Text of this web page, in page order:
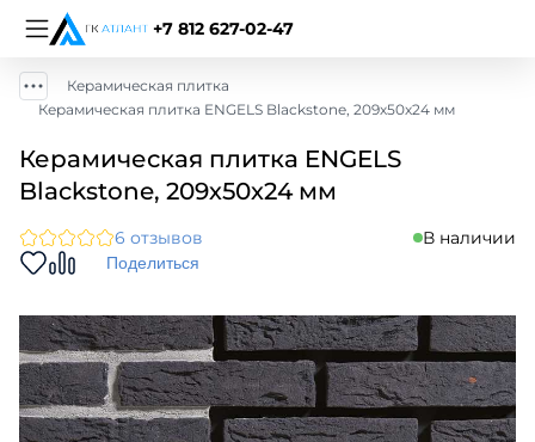
+7 812 627-02-47
Керамическая плитка
Керамическая плитка ENGELS Blackstone, 209х50х24 мм
Керамическая плитка ENGELS
Blackstone, 209х50х24 мм
6 отзывов В наличии
Поделиться